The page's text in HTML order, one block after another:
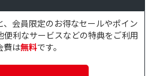
会員限定のお得なセールやポイン
便利なサービスなどの特典をご利用
費は無料です。